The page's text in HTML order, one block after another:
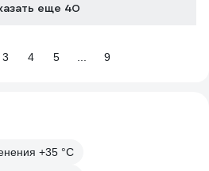
еще 40
3 4 5 9
+35 °С